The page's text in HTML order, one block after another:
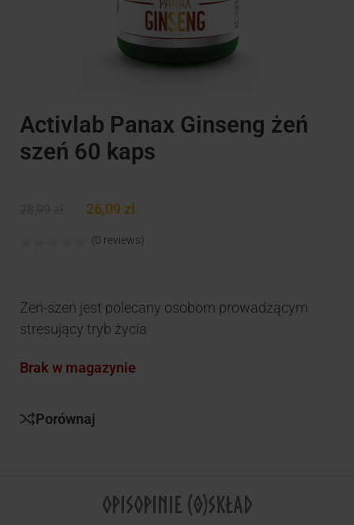
Activlab Panax Ginseng żeń
szeń 60 kaps
26,09 zł
(0 reviews)
Żeń-szeń jest polecany osobom prowadzącym
stresujący tryb życia
Brak w magazynie
Porównaj
OPISOPINIE (0)SKŁAD